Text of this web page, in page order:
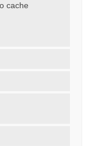
cache